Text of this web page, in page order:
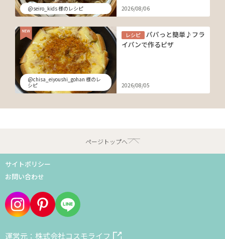
@seiro_kids 様のレシピ 2026/08/06
@chisa_eiyoushi_gohan 様のレ
シピ
レシピ
パパっと簡単♪フラ
イパンで作るピザ
2026/08/05
ページトップへ
サイトポリシー
お問い合わせ
運営元：株式会社コスモライフ